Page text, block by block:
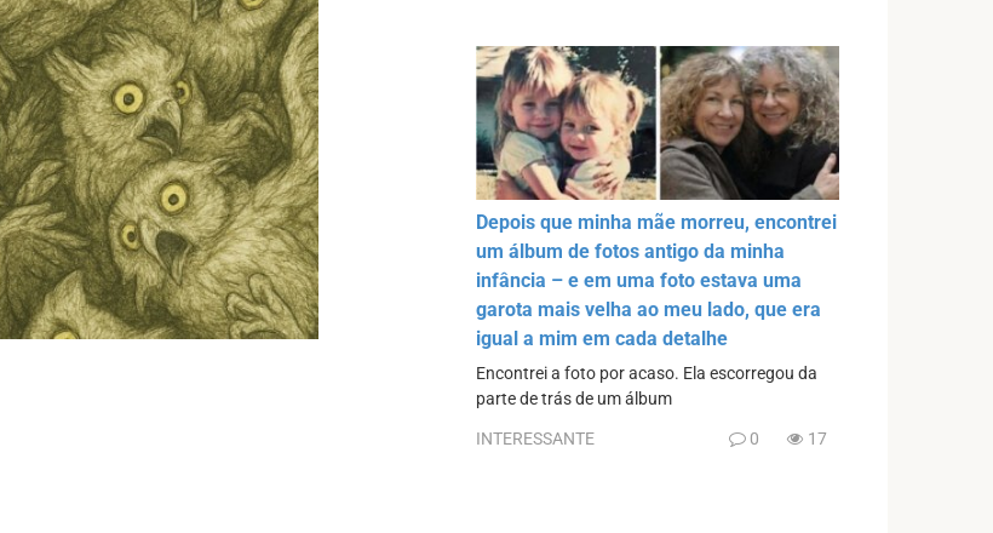
Depois que minha mãe morreu, encontrei
um álbum de fotos antigo da minha
infância – e em uma foto estava uma
garota mais velha ao meu lado, que era
igual a mim em cada detalhe
Encontrei a foto por acaso. Ela escorregou da
parte de trás de um álbum
INTERESSANTE 0 17